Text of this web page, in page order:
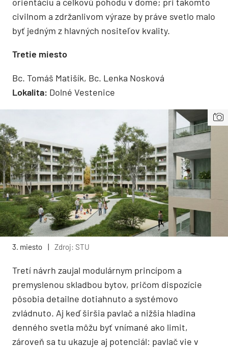
civilnom a zdržanlivom výraze by práve svetlo malo
byť jedným z hlavných nositeľov kvality.
Tretie miesto
Bc. Tomáš Matišík, Bc. Lenka Nosková
Lokalita: Dolné Vestenice
3. miesto | Zdroj: STU
Tretí návrh zaujal modulárnym princípom a
premyslenou skladbou bytov, pričom dispozície
pôsobia detailne dotiahnuto a systémovo
zvládnuto. Aj keď širšia pavlač a nižšia hladina
denného svetla môžu byť vnímané ako limit,
zároveň sa tu ukazuje aj potenciál: pavlač vie v